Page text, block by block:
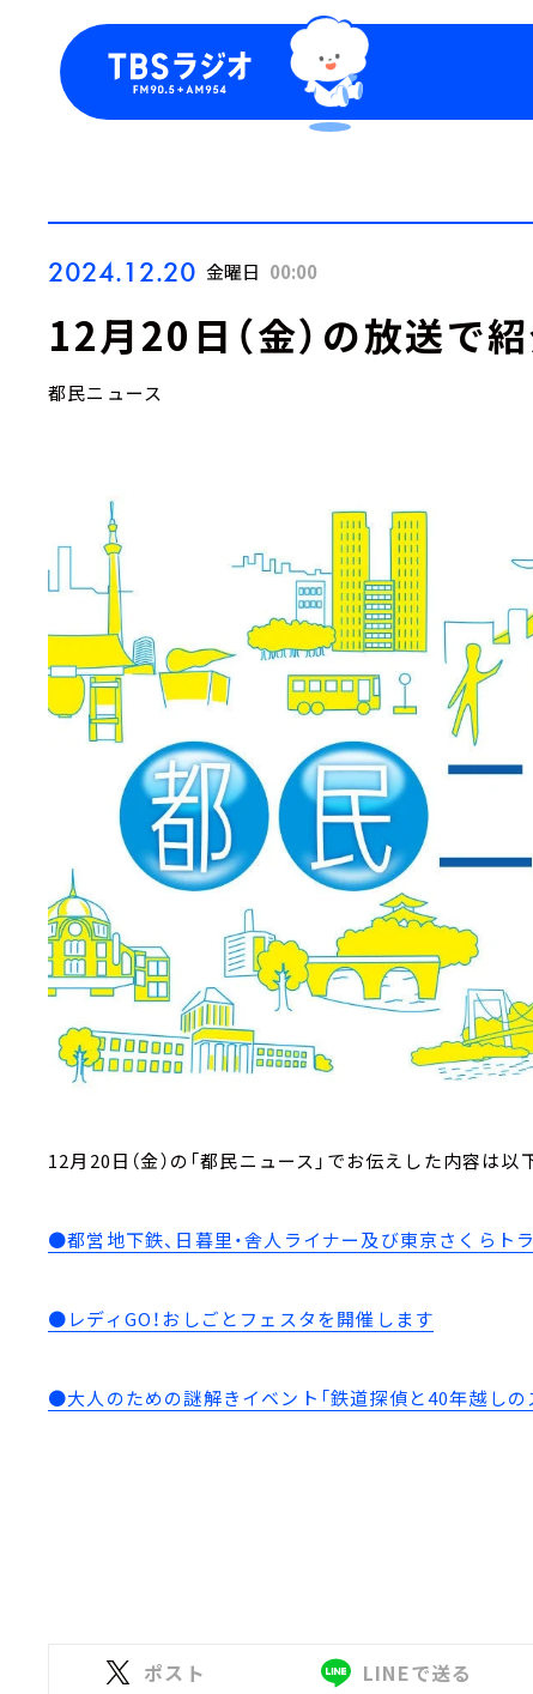
2024.12.20 金曜日 00:00
12月20日（金）の放送で
都民ニュース
12月20日（金）の「都民ニュース」でお伝えした内容は以
●都営地下鉄、日暮里・舎人ライナー及び東京さくらト
●レディGO！おしごとフェスタを開催します
●大人のための謎解きイベント「鉄道探偵と40年越しの
ポスト LINEで送る